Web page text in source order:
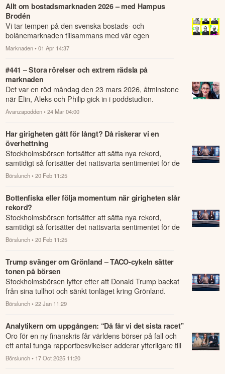
Allt om bostadsmarknaden 2026 – med Hampus
Brodén
Vi tar tempen på den svenska bostads- och
bolånemarknaden tillsammans med vår egen
poddkompis Hampus Brodén, medgrundare och vd för
Stabelo.
Marknaden • 01 Apr 14:37
#441 – Stora rörelser och extrem rädsla på
marknaden
Det var en röd måndag den 23 mars 2026, åtminstone
när Elin, Aleks och Philip gick in i poddstudion.
Avanzapodden • 24 Mar 04:00
Har girigheten gått för långt? Då riskerar vi en
överhettning
Stockholmsbörsen fortsätter att sätta nya rekord,
samtidigt så fortsätter det nattsvarta sentimentet för de
mindre bolagen.
Börslunch • 20 Feb 11:25
Bottenfiska eller följa momentum när girigheten slår
rekord?
Stockholmsbörsen fortsätter att sätta nya rekord,
samtidigt så fortsätter det nattsvarta sentimentet för de
mindre bolagen.
Börslunch • 20 Feb 11:25
Trump svänger om Grönland – TACO-cykeln sätter
tonen på börsen
Stockholmsbörsen lyfter efter att Donald Trump backat
från sina tullhot och sänkt tonläget kring Grönland.
Börslunch • 22 Jan 11:29
Analytikern om uppgången: “Då får vi det sista racet”
Oro för en ny finanskris får världens börser på fall och
ett antal tunga rapportbesvikelser adderar ytterligare till
nedgången på börsen ida...
Börslunch • 17 Oct 2025 11:20